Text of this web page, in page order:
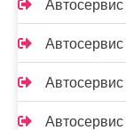
Автосервис
Автосервис
Автосервис
Автосервис